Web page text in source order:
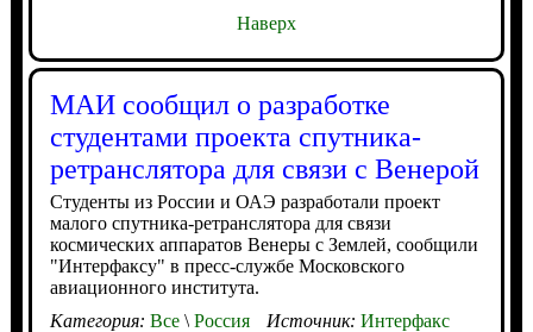
Наверх
МАИ сообщил о разработке
студентами проекта спутника-
ретранслятора для связи с Венерой
Студенты из России и ОАЭ разработали проект
малого спутника-ретранслятора для связи
космических аппаратов Венеры с Землей, сообщили
"Интерфаксу" в пресс-службе Московского
авиационного института.
Категория: Все\Россия Источник: Интерфакс